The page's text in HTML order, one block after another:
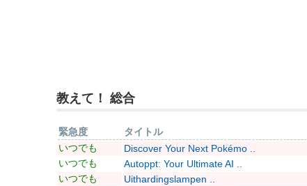
教えて！ 総合
緊急度 タイトル
いつでも
Discover Your Next Pokémo ..
いつでも
Autoppt: Your Ultimate AI ..
いつでも
Uithardingslampen ..